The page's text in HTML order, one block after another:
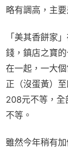
略有調高，主
「美其香餅家
錢，鎮店之寶
在一起，一大
正（沒蛋黃）
208元不等，全
不等。
雖然今年稍有